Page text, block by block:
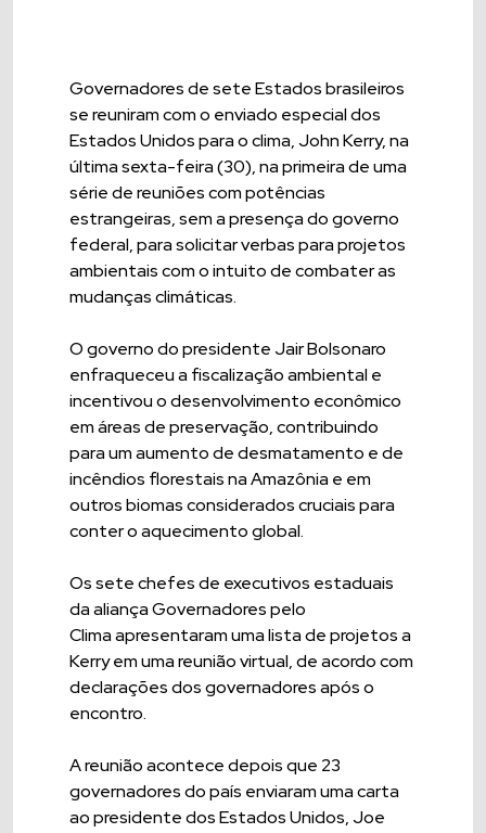
Governadores de sete Estados brasileiros
se reuniram com o enviado especial dos
Estados Unidos para o clima, John Kerry, na
última sexta-feira (30), na primeira de uma
série de reuniões com potências
estrangeiras, sem a presença do governo
federal, para solicitar verbas para projetos
ambientais com o intuito de combater as
mudanças climáticas.
O governo do presidente Jair Bolsonaro
enfraqueceu a fiscalização ambiental e
incentivou o desenvolvimento econômico
em áreas de preservação, contribuindo
para um aumento de desmatamento e de
incêndios florestais na Amazônia e em
outros biomas considerados cruciais para
conter o aquecimento global.
Os sete chefes de executivos estaduais
da aliança Governadores pelo
Clima apresentaram uma lista de projetos a
Kerry em uma reunião virtual, de acordo com
declarações dos governadores após o
encontro.
A reunião acontece depois que 23
governadores do país enviaram uma carta
ao presidente dos Estados Unidos, Joe